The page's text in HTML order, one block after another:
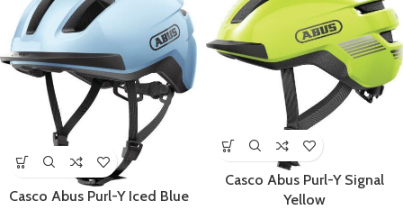
Casco Abus Purl-Y Iced Blue
Casco Abus Purl-Y Signal
Yellow